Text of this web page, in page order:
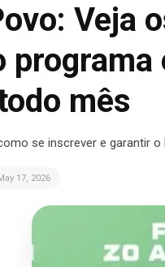
Veja
mês
se inscrever e garantir
17, 2026